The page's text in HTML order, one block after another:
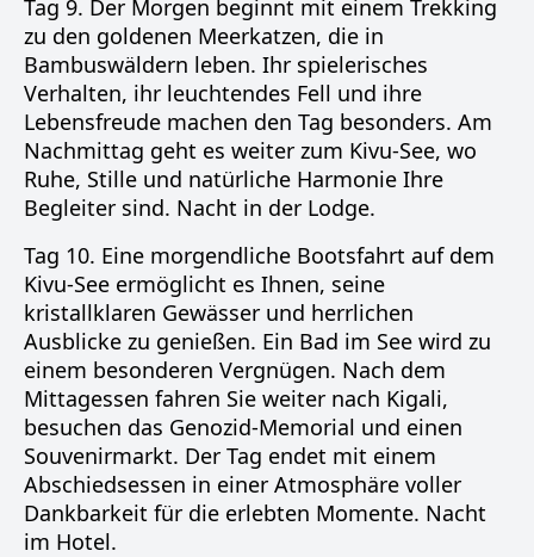
Tag 9. Der Morgen beginnt mit einem Trekking
zu den goldenen Meerkatzen, die in
Bambuswäldern leben. Ihr spielerisches
Verhalten, ihr leuchtendes Fell und ihre
Lebensfreude machen den Tag besonders. Am
Nachmittag geht es weiter zum Kivu-See, wo
Ruhe, Stille und natürliche Harmonie Ihre
Begleiter sind. Nacht in der Lodge.
Tag 10. Eine morgendliche Bootsfahrt auf dem
Kivu-See ermöglicht es Ihnen, seine
kristallklaren Gewässer und herrlichen
Ausblicke zu genießen. Ein Bad im See wird zu
einem besonderen Vergnügen. Nach dem
Mittagessen fahren Sie weiter nach Kigali,
besuchen das Genozid-Memorial und einen
Souvenirmarkt. Der Tag endet mit einem
Abschiedsessen in einer Atmosphäre voller
Dankbarkeit für die erlebten Momente. Nacht
im Hotel.